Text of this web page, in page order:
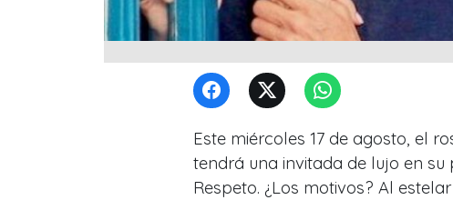
Este miércoles 17 de agosto, el
tendrá una invitada de lujo en
Respeto. ¿Los motivos? Al